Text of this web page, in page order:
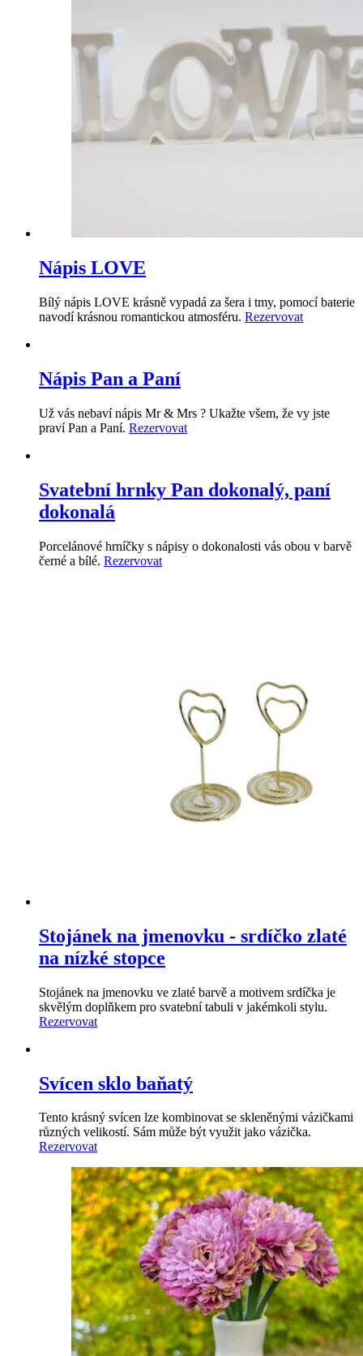
Nápis LOVE
Bílý nápis LOVE krásně vypadá za šera i tmy, pomocí baterie
navodí krásnou romantickou atmosféru. Rezervovat
Nápis Pan a Paní
Už vás nebaví nápis Mr & Mrs ? Ukažte všem, že vy jste
praví Pan a Paní. Rezervovat
Svatební hrnky Pan dokonalý, paní
dokonalá
Porcelánové hrníčky s nápisy o dokonalosti vás obou v barvě
černé a bílé. Rezervovat
Stojánek na jmenovku - srdíčko zlaté
na nízké stopce
Stojánek na jmenovku ve zlaté barvě a motivem srdíčka je
skvělým doplňkem pro svatební tabuli v jakémkoli stylu.
Rezervovat
Svícen sklo baňatý
Tento krásný svícen lze kombinovat se skleněnými vázičkami
různých velikostí. Sám může být využit jako vázička.
Rezervovat